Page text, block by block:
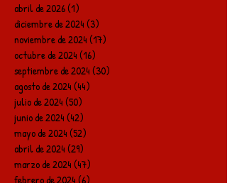
abril de 2026(1)
diciembre de 2024(3)
noviembre de 2024(17)
octubre de 2024(16)
septiembre de 2024(30)
agosto de 2024(44)
julio de 2024(50)
junio de 2024(42)
mayo de 2024(52)
abril de 2024(29)
marzo de 2024(47)
febrero de 2024(6)